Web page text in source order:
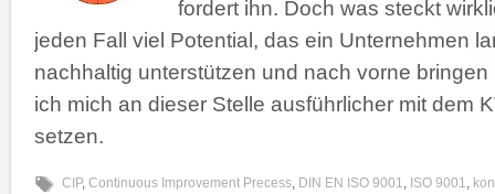
fordert ihn. Doch was steckt
jeden Fall viel Potential, das ein Unternehmen
nachhaltig unterstützen und nach vorne
ich mich an dieser Stelle ausführlicher mit dem
setzen.
CIP, Continuous Improvement Precess, DIN EN ISO 9001, ISO 9001,